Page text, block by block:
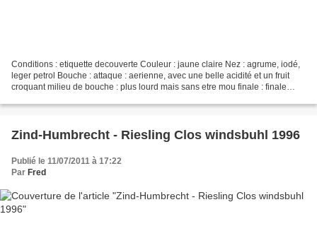
Conditions : etiquette decouverte Couleur : jaune claire Nez : agrume, iodé,
leger petrol Bouche : attaque : aerienne, avec une belle acidité et un fruit
croquant milieu de bouche : plus lourd mais sans etre mou finale : finale
Zind-Humbrecht - Riesling Clos windsbuhl 1996
Publié le 11/07/2011 à 17:22
Par Fred